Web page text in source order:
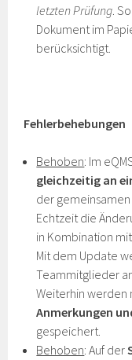
letzten Prüfung.
Dokument im
berücksichtigt.
Fehlerbehebungen
Behoben: Im
gleichzeitig an
der
Echtzeit die
in Kombination
Mit dem Update
Teammitglieder
Weiterhin werden
Anmerkungen
gespeichert.
Behoben: Auf der